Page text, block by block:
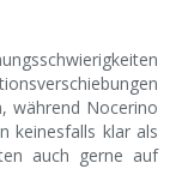
während Nocerino
keinesfalls klar als
auch gerne auf